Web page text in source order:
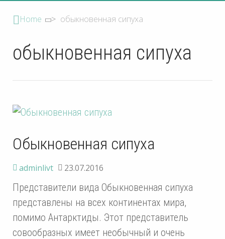
Home > обыкновенная сипуха
обыкновенная сипуха
Обыкновенная сипуха
adminlivt 23.07.2016
Представители вида Обыкновенная сипуха
представлены на всех континентах мира,
помимо Антарктиды. Этот представитель
совообразных имеет необычный и очень